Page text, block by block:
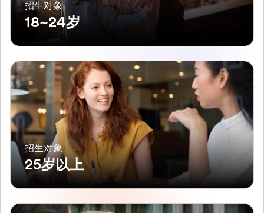
招生对象
18~24岁
招生对象
25岁以上